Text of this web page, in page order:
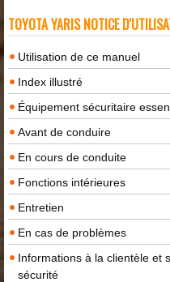
TOYOTA YARIS NOTICE
Utilisation de ce manuel
Index illustré
Équipement sécuritaire
Avant de conduire
En cours de conduite
Fonctions intérieures
Entretien
En cas de problèmes
Informations à la clientèle et
sécurité